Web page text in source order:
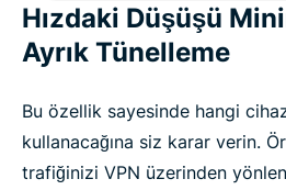
Hızdaki Düşüşü
Ayrık Tünelleme
Bu özellik sayesinde hangi
kullanacağına siz karar verin.
trafiğinizi VPN üzerinden